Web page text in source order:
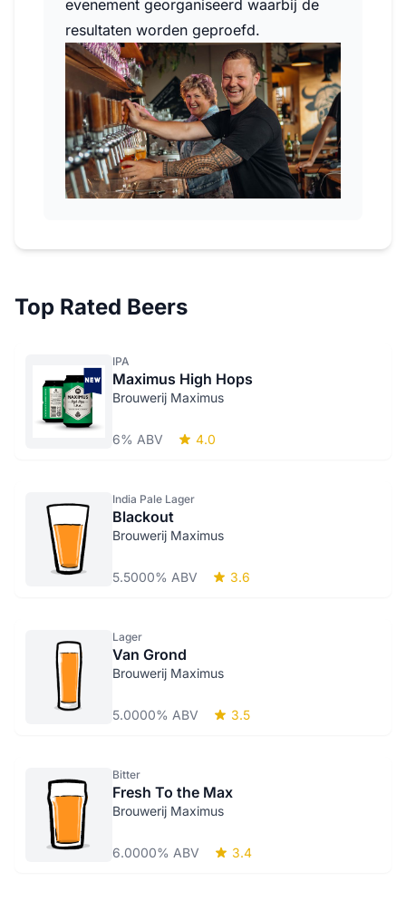
evenement georganiseerd waarbij de
resultaten worden geproefd.
Top Rated Beers
IPA
Maximus High Hops
Brouwerij Maximus
6% ABV 4.0
India Pale Lager
Blackout
Brouwerij Maximus
5.5000% ABV 3.6
Lager
Van Grond
Brouwerij Maximus
5.0000% ABV 3.5
Bitter
Fresh To the Max
Brouwerij Maximus
6.0000% ABV 3.4